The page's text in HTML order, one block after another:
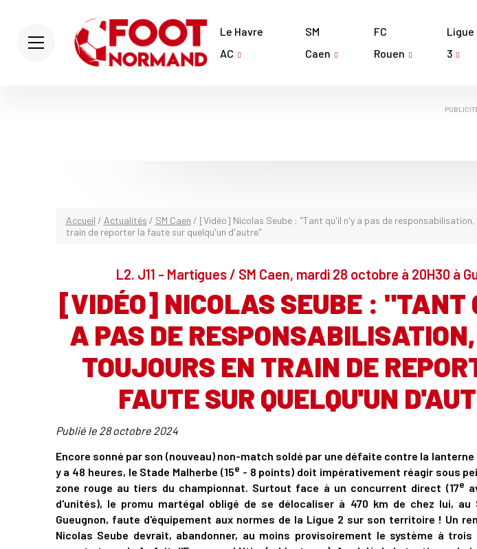
Le Havre
AC
SM
Caen
FC
Rouen
Ligue
3
Accueil / Actualités / SM Caen / [Vidéo] Nicolas Seube : "Tant qu'il n'y a pas de
train de reporter la faute sur quelqu'un d'autre"
L2. J11 - Martigues / SM Caen, mardi 28 octobre à 20H30 à
[VIDÉO] NICOLAS SEUBE : "TANT
A PAS DE
TOUJOURS EN TRAIN DE
FAUTE SUR QUELQU'UN
Publié le 28 octobre 2024
Encore sonné par son (nouveau) non-match soldé par une défaite contre la lanterne
y a 48 heures, le Stade Malherbe (15e - 8 points) doit impérativement réagir sous
zone rouge au tiers du championnat. Surtout face à un concurrent direct (17e
d'unités), le promu martégal obligé de se délocaliser à 470 km de chez lui, au
Gueugnon, faute d'équipement aux normes de la Ligue 2 sur son territoire ! Un
Nicolas Seube devrait, abandonner, au moins provisoirement le système à